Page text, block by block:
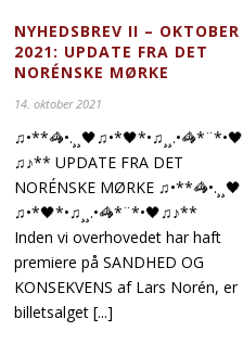
NYHEDSBREV II – OKTOBER
2021: UPDATE FRA DET
NORÉNSKE MØRKE
14. oktober 2021
♫•**🦓•.¸¸🖤♫•*🖤*•♫¸¸.•🦓*¨*•🖤
♫♪** UPDATE FRA DET
NORÉNSKE MØRKE ♫•**🦓•.¸¸🖤
♫•*🖤*•♫¸¸.•🦓*¨*•🖤♫♪**
Inden vi overhovedet har haft
premiere på SANDHED OG
KONSEKVENS af Lars Norén, er
billetsalget [...]